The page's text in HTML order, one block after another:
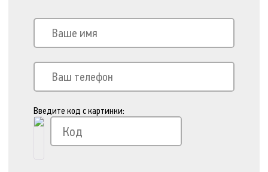
Введите код с картинки: